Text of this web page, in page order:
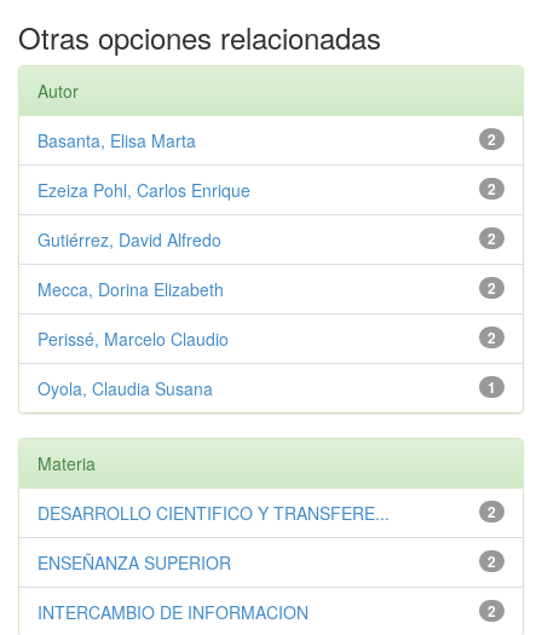
Otras opciones relacionadas
Autor
2
Basanta, Elisa Marta
2
Ezeiza Pohl, Carlos Enrique
2
Gutiérrez, David Alfredo
2
Mecca, Dorina Elizabeth
2
Perissé, Marcelo Claudio
1
Oyola, Claudia Susana
Materia
2
DESARROLLO CIENTIFICO Y TRANSFERE...
2
ENSEÑANZA SUPERIOR
2
INTERCAMBIO DE INFORMACION